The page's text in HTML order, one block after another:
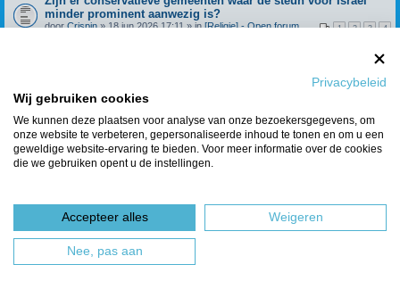
minder prominent aanwezig is?
1 2 3 4
doorCrispin» 18 jun 2026 17:11 » in[Religie] - Open forum
45
Wat geloof je over de dochter van Jefta? Richteren 11:29
doorHuisje_op_de_hei» 28 feb 2025 15:21 » in
Berichten van vorige weergeven
Ga naar
Powered by
Privacybeleid
Wij gebruiken cookies
We kunnen deze plaatsen voor analyse van onze bezoekersgegevens, om
onze website te verbeteren, gepersonaliseerde inhoud te tonen en om u een
geweldige website-ervaring te bieden. Voor meer informatie over de cookies
die we gebruiken opent u de instellingen.
Accepteer alles Weigeren
Nee, pas aan